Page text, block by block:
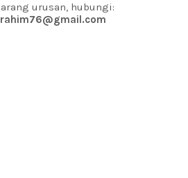
urusan, hubungi: